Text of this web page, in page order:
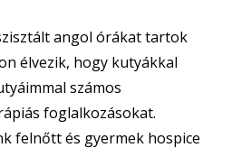
angol órákat tartok
élvezik, hogy kutyákkal
számos
foglalkozásokat.
felnőtt és gyermek hospice